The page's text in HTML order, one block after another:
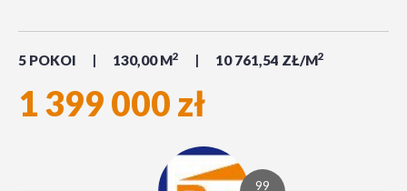
5 POKOI 130,00 M2 10 761,54 ZŁ/M2
1 399 000 zł
99